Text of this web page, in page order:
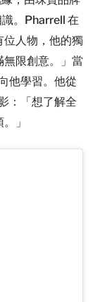
。Pharrell 在
人物，他的獨
限創意。」當
他學習。他從
：「想了解全
」